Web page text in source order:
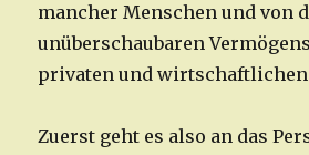
mancher Menschen und von
unüberschaubaren
privaten und wirtschaftlichen
Zuerst geht es also an das